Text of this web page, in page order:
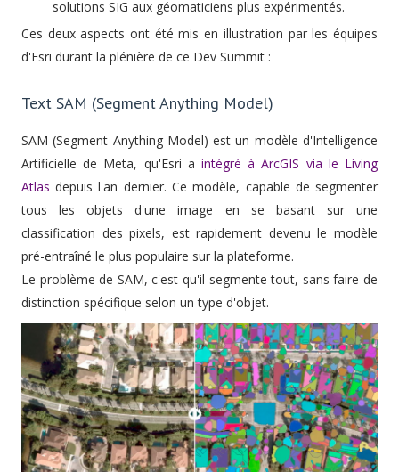
solutions SIG aux géomaticiens plus expérimentés.
Ces deux aspects ont été mis en illustration par les équipes
d'Esri durant la plénière de ce Dev Summit :
Text SAM (Segment Anything Model)
SAM (Segment Anything Model) est un modèle d'Intelligence
Artificielle de Meta, qu'Esri a intégré à ArcGIS via le Living
Atlas depuis l'an dernier. Ce modèle, capable de segmenter
tous les objets d'une image en se basant sur une
classification des pixels, est rapidement devenu le modèle
pré-entraîné le plus populaire sur la plateforme.
Le problème de SAM, c'est qu'il segmente tout, sans faire de
distinction spécifique selon un type d'objet.